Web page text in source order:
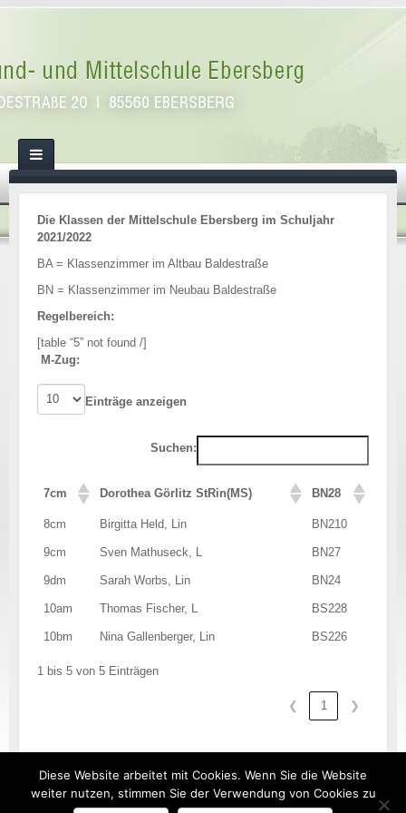
Die Klassen der Mittelschule Ebersberg im Schuljahr
2021/2022
BA = Klassenzimmer im Altbau Baldestraße
BN = Klassenzimmer im Neubau Baldestraße
Regelbereich:
[table “5” not found /]
M-Zug:
Einträge anzeigen
Suchen:
7cm Dorothea Görlitz StRin(MS) BN28
8cm Birgitta Held, Lin BN210
9cm Sven Mathuseck, L BN27
9dm Sarah Worbs, Lin BN24
10am Thomas Fischer, L BS228
10bm Nina Gallenberger, Lin BS226
1 bis 5 von 5 Einträgen
❮ 1 ❯
Diese Website arbeitet mit Cookies. Wenn Sie die Website
weiter nutzen, stimmen Sie der Verwendung von Cookies zu